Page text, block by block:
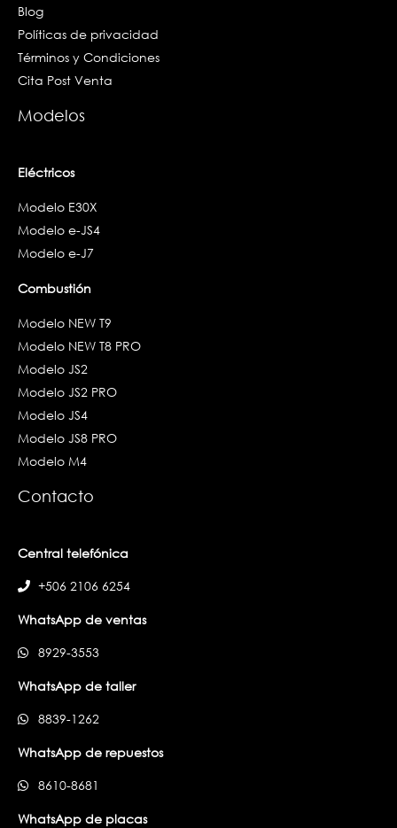
Blog
Políticas de privacidad
Términos y Condiciones
Cita Post Venta
Modelos
Eléctricos
Modelo E30X
Modelo e-JS4
Modelo e-J7
Combustión
Modelo NEW T9
Modelo NEW T8 PRO
Modelo JS2
Modelo JS2 PRO
Modelo JS4
Modelo JS8 PRO
Modelo M4
Contacto
Central telefónica
+506 2106 6254
WhatsApp de ventas
8929-3553
WhatsApp de taller
8839-1262
WhatsApp de repuestos
8610-8681
WhatsApp de placas